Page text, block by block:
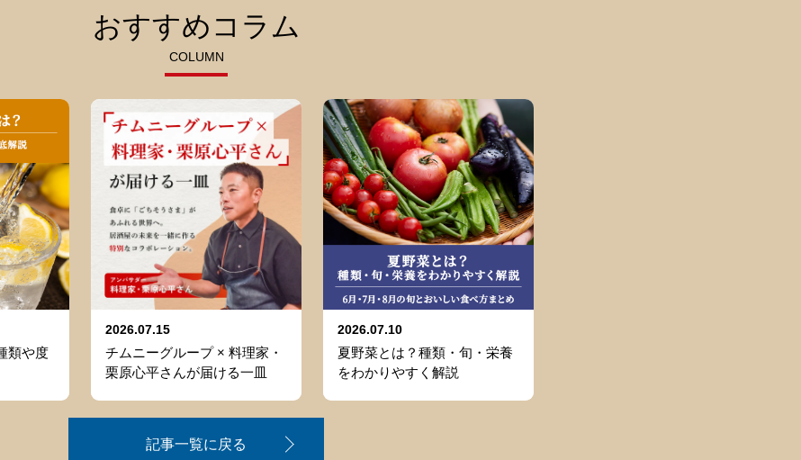
おすすめコラム
COLUMN
類や度
2026.07.15
チムニーグループ × 料理家・
栗原心平さんが届ける一皿
2026.07.10
夏野菜とは？種類・旬・栄養
をわかりやすく解説
記事一覧に戻る